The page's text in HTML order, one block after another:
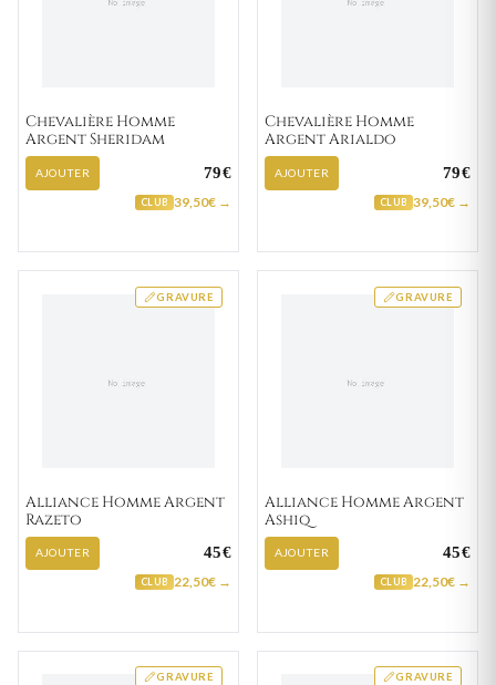
Chevalière Homme
Argent Sheridam
AJOUTER 79€
CLUB 39,50€ →
Chevalière Homme
Argent Arialdo
AJOUTER 79€
CLUB 39,50€ →
GRAVURE
Alliance Homme Argent
Razeto
AJOUTER 45€
CLUB 22,50€ →
GRAVURE
Alliance Homme Argent
Ashiq
AJOUTER 45€
CLUB 22,50€ →
GRAVURE GRAVURE